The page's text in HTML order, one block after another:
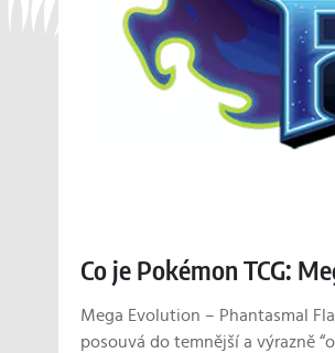
Co je Pokémon TCG:
Mega Evolution – Phantasmal
posouvá do temnější a výrazně